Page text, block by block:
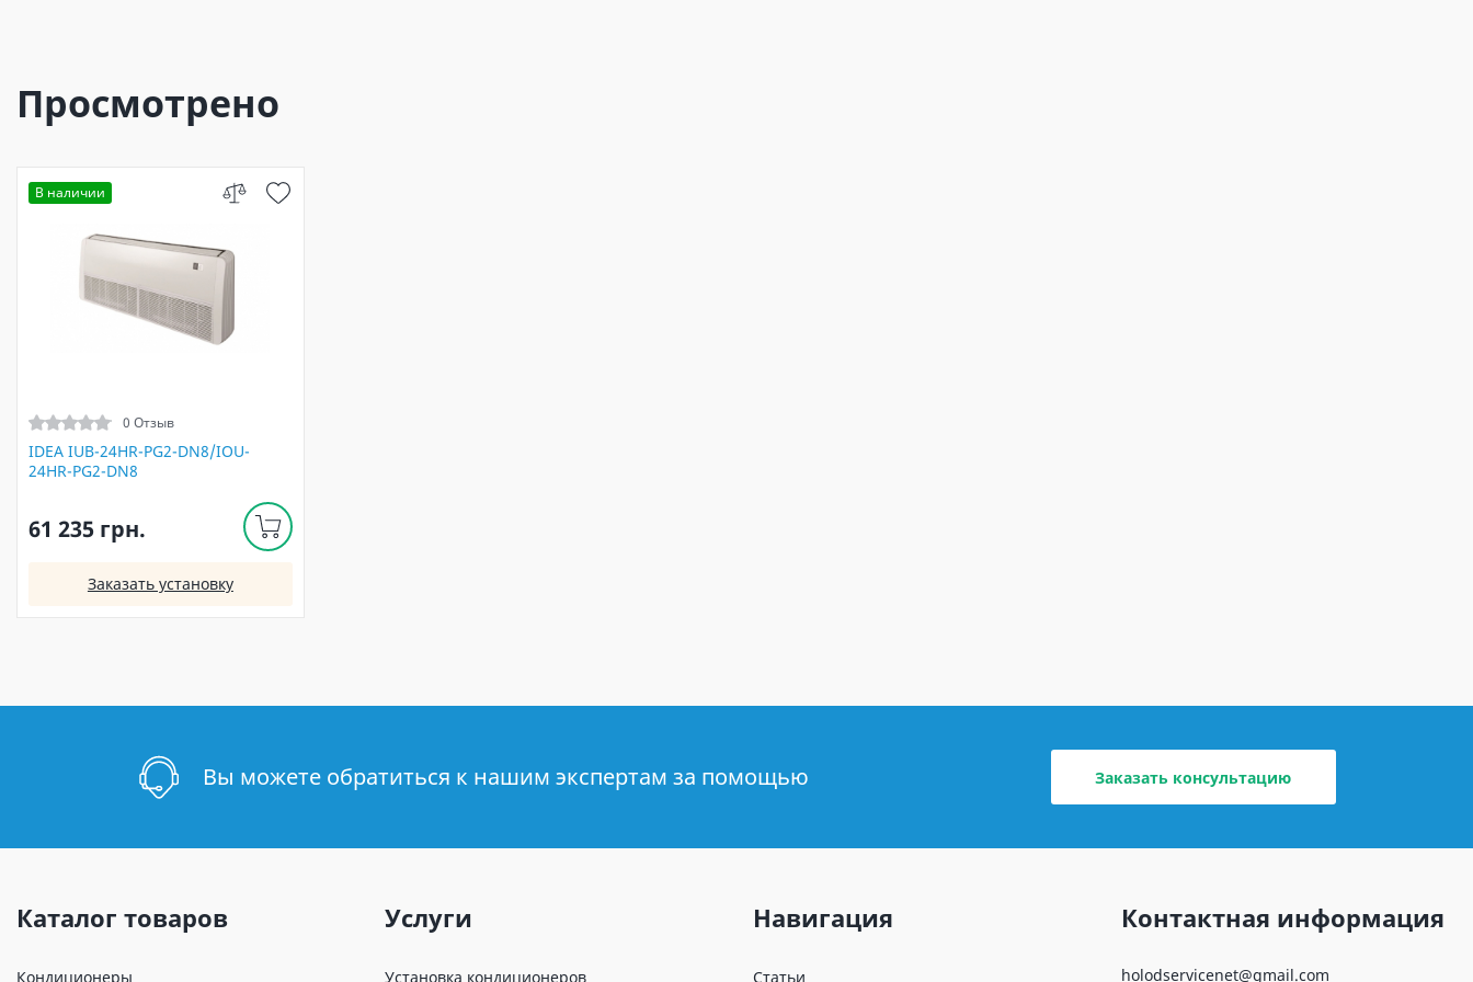
Просмотрено
В наличии
0 Отзыв
IDEA IUB-24HR-PG2-DN8/IOU-
24HR-PG2-DN8
61 235 грн.
Заказать установку
Вы можете обратиться к нашим экспертам за помощью Заказать консультацию
Каталог товаров
Кондиционеры
Услуги
Установка кондиционеров
Навигация
Статьи
Контактная информация
holodservicenet@gmail.com